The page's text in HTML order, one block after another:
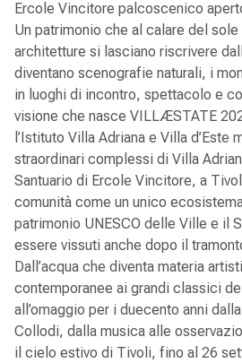
Ercole Vincitore palcoscenico
Un patrimonio che al calare del
architetture si lasciano riscrivere
diventano scenografie naturali, i
in luoghi di incontro, spettacolo e
visione che nasce VILLÆSTATE
l’Istituto Villa Adriana e Villa d’Este
straordinari complessi di Villa
Santuario di Ercole Vincitore, a
comunità come un unico
patrimonio UNESCO delle Ville e il
essere vissuti anche dopo il
Dall’acqua che diventa materia
contemporanee ai grandi classici
all’omaggio per i duecento anni
Collodi, dalla musica alle
il cielo estivo di Tivoli, fino al 26